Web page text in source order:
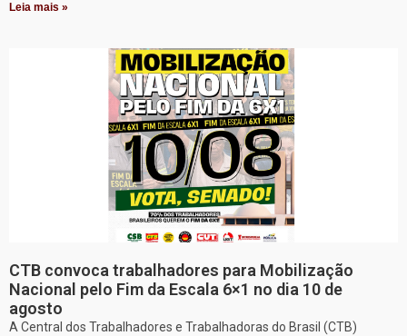
Leia mais »
CTB convoca trabalhadores para Mobilização
Nacional pelo Fim da Escala 6×1 no dia 10 de
agosto
A Central dos Trabalhadores e Trabalhadoras do Brasil (CTB)